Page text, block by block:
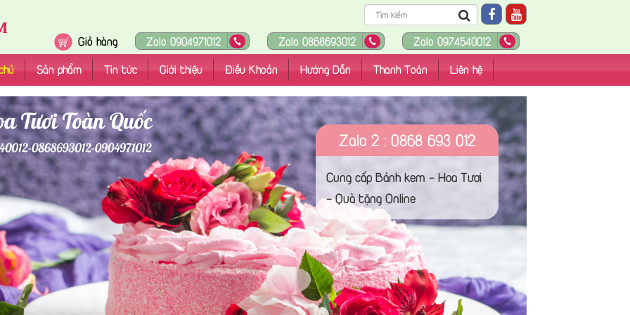
Giỏ hàng Zalo 0904971012 Zalo 0868693012
Zalo 0974540012
Sản phẩm Tin tức Giới thiệu Điều Khoản Hướng Dẫn Thanh Toán Liên hệ
Zalo 2 : 0868 693 012
Cung cấp Bánh kem - Hoa Tươi
- Quà tặng Online